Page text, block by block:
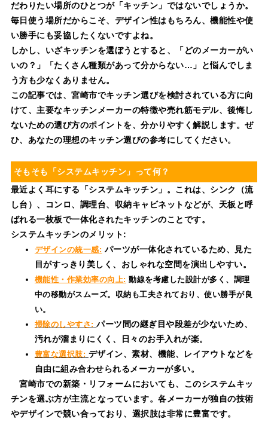
だわりたい場所のひとつが「キッチン」ではないでしょうか。
毎日使う場所だからこそ、デザイン性はもちろん、機能性や使
い勝手にも妥協したくないですよね。
しかし、いざキッチンを選ぼうとすると、「どのメーカーがい
いの？」「たくさん種類があって分からない…」と悩んでしま
う方も少なくありません。
この記事では、宮崎市でキッチン選びを検討されている方に向
けて、主要なキッチンメーカーの特徴や売れ筋モデル、後悔し
ないための選び方のポイントを、分かりやすく解説します。ぜ
ひ、あなたの理想のキッチン選びの参考にしてください。
そもそも「システムキッチン」って何？
最近よく耳にする「システムキッチン」。これは、シンク（流
し台）、コンロ、調理台、収納キャビネットなどが、天板と呼
ばれる一枚板で一体化されたキッチンのことです。
システムキッチンのメリット:
デザインの統一感: パーツが一体化されているため、見た
目がすっきり美しく、おしゃれな空間を演出しやすい。
機能性・作業効率の向上: 動線を考慮した設計が多く、調理
中の移動がスムーズ。収納も工夫されており、使い勝手が良
い。
掃除のしやすさ: パーツ間の継ぎ目や段差が少ないため、
汚れが溜まりにくく、日々のお手入れが楽。
豊富な選択肢: デザイン、素材、機能、レイアウトなどを
自由に組み合わせられるメーカーが多い。
宮崎市での新築 ・リフォームにおいても、このシステムキッ
チンを選ぶ方が主流となっています。各メーカーが独自の技術
やデザインで競い合っており、選択肢は非常に豊富です。